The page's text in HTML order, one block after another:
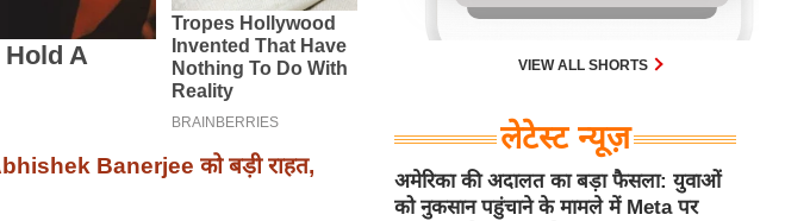
Banerjee को बड़ी राहत,
VIEW ALL SHORTS
लेटेस्ट न्यूज़
अमेरिका की अदालत का बड़ा फैसला: युवाओं
को नुकसान पहुंचाने के मामले में Meta पर